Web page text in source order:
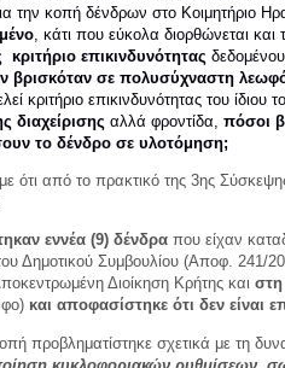
την κοπή δένδρων στο Κοιμητήριο
, κάτι που εύκολα διορθώνεται
κριτήριο επικινδυνότητας δεδομένου
βρισκόταν σε πολυσύχναστη
κριτήριο επικινδυνότητας του ίδιου
διαχείρισης αλλά φροντίδα, πόσοι
το δένδρο σε υλοτόμηση;
ότι από το πρακτικό της 3ης
εννέα (9) δένδρα που είχαν
Δημοτικού Συμβουλίου (Αποφ. 241/
Διοίκηση Κρήτης και στη
και αποφασίστηκε ότι δεν είναι
προβληματίστηκε σχετικά με τη